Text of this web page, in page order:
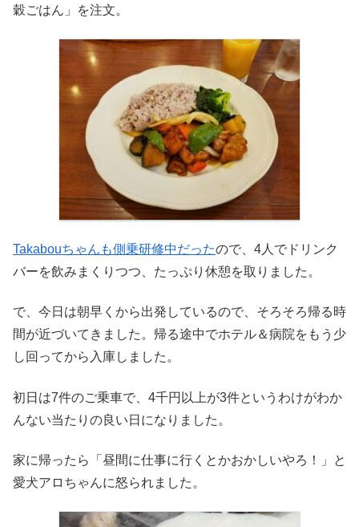
穀ごはん」を注文。
Takabouちゃんも側乗研修中だったので、4人でドリンク
バーを飲みまくりつつ、たっぷり休憩を取りました。
で、今日は朝早くから出発しているので、そろそろ帰る時
間が近づいてきました。帰る途中でホテル＆病院をもう少
し回ってから入庫しました。
初日は7件のご乗車で、4千円以上が3件というわけがわか
んない当たりの良い日になりました。
家に帰ったら「昼間に仕事に行くとかおかしいやろ！」と
愛犬アロちゃんに怒られました。